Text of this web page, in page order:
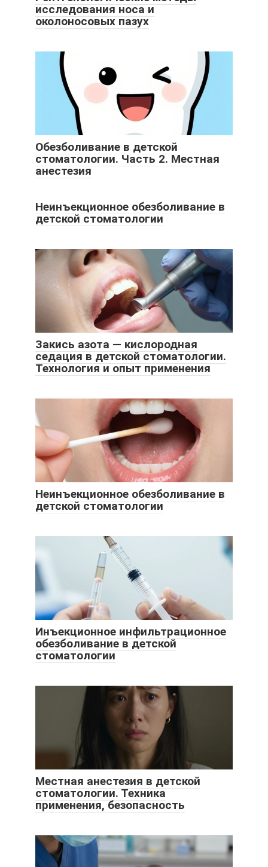
исследования носа и
околоносовых пазух
Обезболивание в детской
стоматологии. Часть 2. Местная
анестезия
Неинъекционное обезболивание в
детской стоматологии
Закись азота — кислородная
седация в детской стоматологии.
Технология и опыт применения
Неинъекционное обезболивание в
детской стоматологии
Инъекционное инфильтрационное
обезболивание в детской
стоматологии
Местная анестезия в детской
стоматологии. Техника
применения, безопасность